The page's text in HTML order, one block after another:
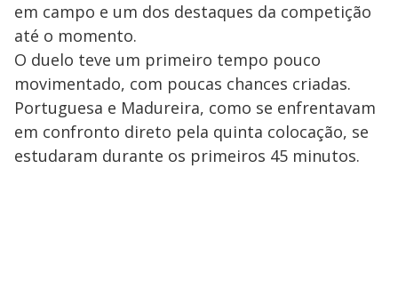
em campo e um dos destaques da competição
até o momento.
O duelo teve um primeiro tempo pouco
movimentado, com poucas chances criadas.
Portuguesa e Madureira, como se enfrentavam
em confronto direto pela quinta colocação, se
estudaram durante os primeiros 45 minutos.